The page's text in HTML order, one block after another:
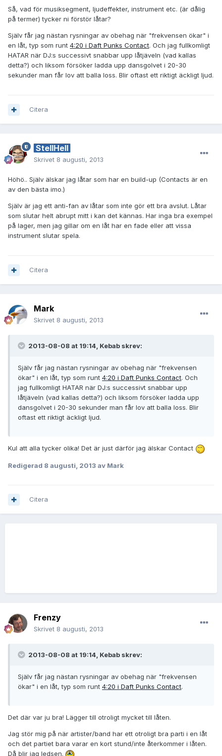
Så, vad för musiksegment, ljudeffekter, instrument etc. (är dålig
på termer) tycker ni förstör låtar?
Själv får jag nästan rysningar av obehag när "frekvensen ökar" i
en låt, typ som runt 4:20 i Daft Punks Contact. Och jag fullkomligt
HATAR när DJ:s successivt snabbar upp låtjäveln (vad kallas
detta?) och liksom försöker ladda upp dansgolvet i 20-30
sekunder man får lov att balla loss. Blir oftast ett riktigt äckligt ljud.
Citera
StellHell
Skrivet 8 augusti, 2013
Höhö.. Själv älskar jag låtar som har en build-up (Contacts är en
av den bästa imo.)
Själv är jag ett anti-fan av låtar som inte gör ett bra avslut. Låtar
som slutar helt abrupt mitt i kan det kännas. Har inga bra exempel
på lager, men jag gillar om en låt har en fade eller att vissa
instrument slutar spela.
Citera
Mark
Skrivet 8 augusti, 2013
2013-08-08 at 19:14, Kebab skrev:
Själv får jag nästan rysningar av obehag när "frekvensen
ökar" i en låt, typ som runt 4:20 i Daft Punks Contact. Och
jag fullkomligt HATAR när DJ:s successivt snabbar upp
låtjäveln (vad kallas detta?) och liksom försöker ladda upp
dansgolvet i 20-30 sekunder man får lov att balla loss. Blir
oftast ett riktigt äckligt ljud.
Kul att alla tycker olika! Det är just därför jag älskar Contact
Redigerad 8 augusti, 2013 av Mark
Citera
Frenzy
Skrivet 8 augusti, 2013
2013-08-08 at 19:14, Kebab skrev:
Själv får jag nästan rysningar av obehag när "frekvensen
ökar" i en låt, typ som runt 4:20 i Daft Punks Contact.
Det där var ju bra! Lägger till otroligt mycket till låten.
Jag stör mig på när artister/band har ett otroligt bra parti i en låt
och det partiet bara varar en kort stund/inte återkommer i låten.
Då blir jag ledsen.